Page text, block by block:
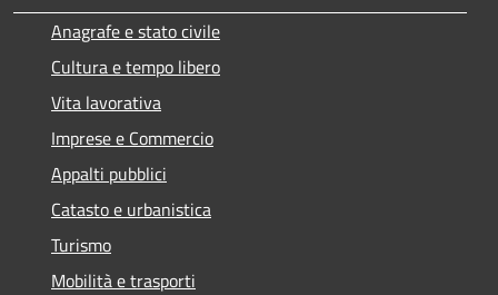
Anagrafe e stato civile
Cultura e tempo libero
Vita lavorativa
Imprese e Commercio
Appalti pubblici
Catasto e urbanistica
Turismo
Mobilità e trasporti